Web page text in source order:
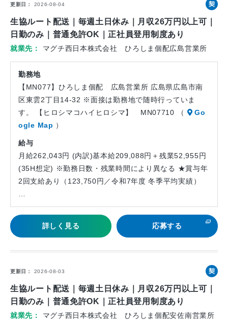
更新日 2026-08-04
契
約
社
生協ルート配送｜毎週土日休み｜月収26万円以上可｜
日勤のみ｜普通免許OK｜正社員登用制度あり
就業先 マグチ西日本株式会社 ひろしま個配広島営業所
勤務地
【MN077】ひろしま個配 広島営業所 広島県広島市南
区東雲2丁目14-32 ※面接は勤務地で随時行っていま
す。 【ヒロシマコハイヒロシマ】 MN07710 （
Go
ogle Map ）
給与
月給262,043円 (内訳)基本給209,088円＋残業52,955円
(35H想定) ※勤務日数・残業時間により異なる ★賞与年
2回支給あり（123,750円／令和7年度 冬季平均実績）
詳しく見る 応募する
更新日 2026-08-03
契
約
社
生協ルート配送｜毎週土日休み｜月収26万円以上可｜
日勤のみ｜普通免許OK｜正社員登用制度あり
就業先 マグチ西日本株式会社 ひろしま個配安佐南営業所